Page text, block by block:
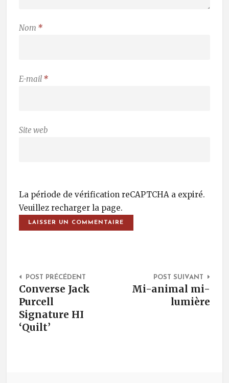
Nom *
E-mail *
Site web
La période de vérification reCAPTCHA a expiré.
Veuillez recharger la page.
Post Navigation
POST PRÉCÉDENT
Converse Jack
Purcell
Signature HI
‘Quilt’
POST SUIVANT
Mi-animal mi-
lumière